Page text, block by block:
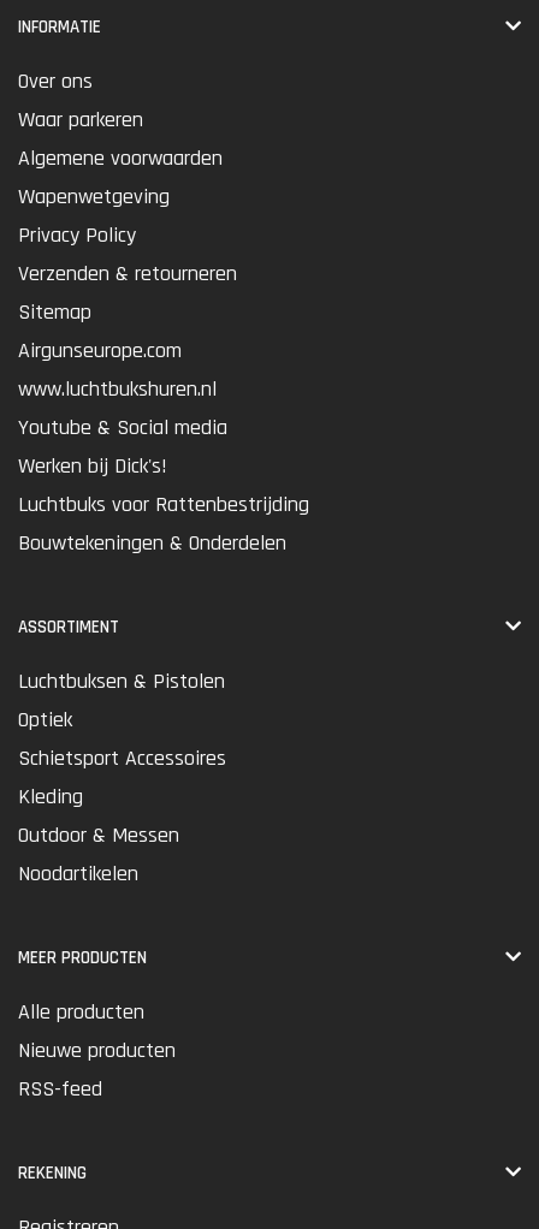
INFORMATIE
Over ons
Waar parkeren
Algemene voorwaarden
Wapenwetgeving
Privacy Policy
Verzenden & retourneren
Sitemap
Airgunseurope.com
www.luchtbukshuren.nl
Youtube & Social media
Werken bij Dick's!
Luchtbuks voor Rattenbestrijding
Bouwtekeningen & Onderdelen
ASSORTIMENT
Luchtbuksen & Pistolen
Optiek
Schietsport Accessoires
Kleding
Outdoor & Messen
Noodartikelen
MEER PRODUCTEN
Alle producten
Nieuwe producten
RSS-feed
REKENING